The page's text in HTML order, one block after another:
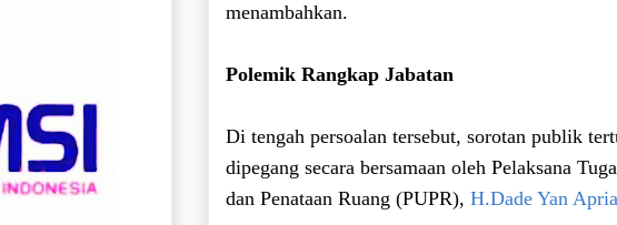
menambahkan.
Polemik Rangkap Jabatan
Di tengah persoalan tersebut, sorotan publik
dipegang secara bersamaan oleh Pelaksana
dan Penataan Ruang (PUPR), H.Dade Yan